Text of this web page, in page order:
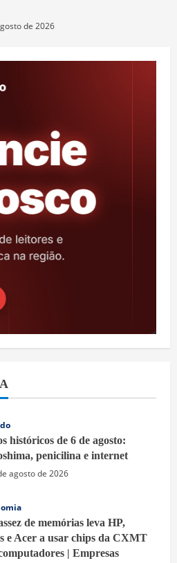
de 2026
históricos de 6 de agosto:
penicilina e internet
agosto de 2026
de memórias leva HP,
e Acer a usar chips da CXMT
| Empresas